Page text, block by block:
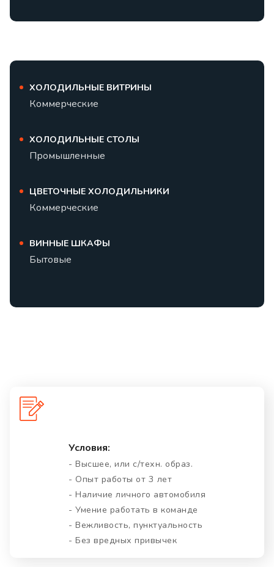
ХОЛОДИЛЬНЫЕ ВИТРИНЫ
Коммерческие
ХОЛОДИЛЬНЫЕ СТОЛЫ
Промышленные
ЦВЕТОЧНЫЕ ХОЛОДИЛЬНИКИ
Коммерческие
ВИННЫЕ ШКАФЫ
Бытовые
Условия:
- Высшее, или с/техн. образ.
- Опыт работы от 3 лет
- Наличие личного автомобиля
- Умение работать в команде
- Вежливость, пунктуальность
- Без вредных привычек